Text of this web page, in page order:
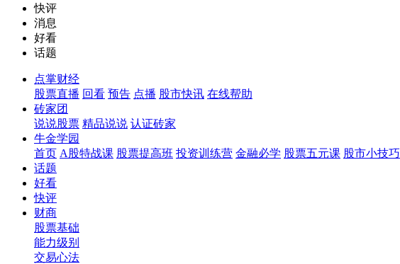
快评
消息
好看
话题
点掌财经
股票直播 回看 预告 点播 股市快讯 在线帮助
砖家团
说说股票 精品说说 认证砖家
牛金学园
首页 A股特战课 股票提高班 投资训练营 金融必学 股票五元课 股市小技巧
话题
好看
快评
财商
股票基础
能力级别
交易心法